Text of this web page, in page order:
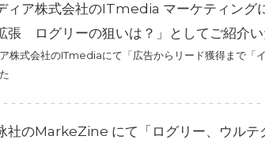
ィア株式会社のITmedia マーケティング
張 ログリーの狙いは？」としてご紹介い
株式会社のITmediaにて「広告からリード獲得まで
社のMarkeZine にて「ログリー、ウル